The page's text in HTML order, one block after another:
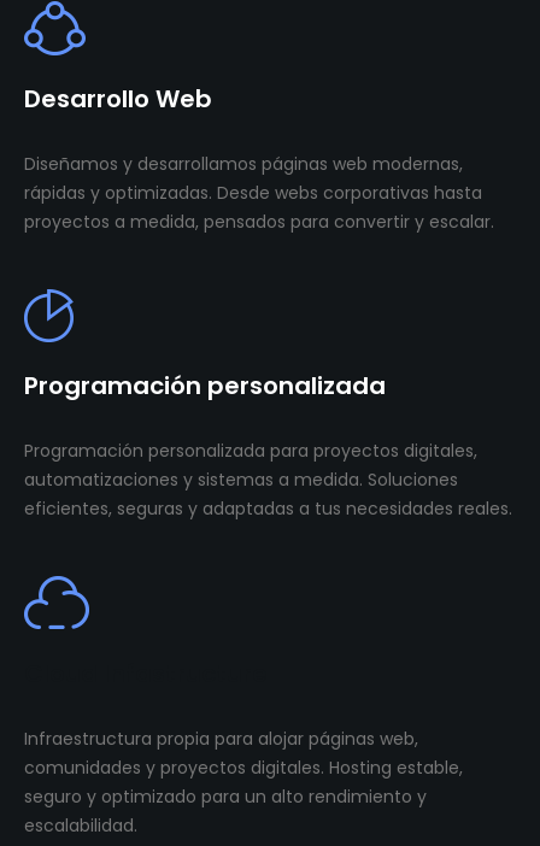
Desarrollo Web
Diseñamos y desarrollamos páginas web modernas,
rápidas y optimizadas. Desde webs corporativas hasta
proyectos a medida, pensados para convertir y escalar.
Programación personalizada
Programación personalizada para proyectos digitales,
automatizaciones y sistemas a medida. Soluciones
eficientes, seguras y adaptadas a tus necesidades reales.
Infraestructura propia para alojar páginas web,
comunidades y proyectos digitales. Hosting estable,
seguro y optimizado para un alto rendimiento y
escalabilidad.